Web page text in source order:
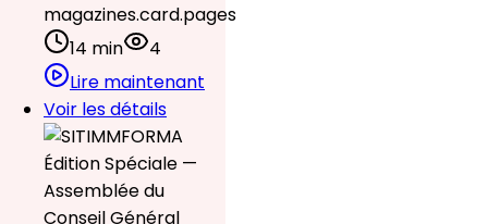
magazines.card.pages
14 min
4
Lire maintenant
Voir les détails